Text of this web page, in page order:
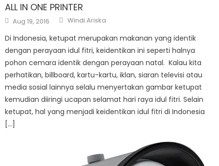
ALL IN ONE PRINTER
Posted
on
Aug 19, 2016 Author
Windi Ariska
Di Indonesia, ketupat merupakan makanan yang identik
dengan perayaan idul fitri, keidentikan ini seperti halnya
pohon cemara identik dengan perayaan natal. Kalau kita
perhatikan, billboard, kartu-kartu, iklan, siaran televisi atau
media sosial lainnya selalu menyertakan gambar ketupat
kemudian diiringi ucapan selamat hari raya idul fitri. Selain
ketupat, hal yang menjadi keidentikan idul fitri di Indonesia
[…]